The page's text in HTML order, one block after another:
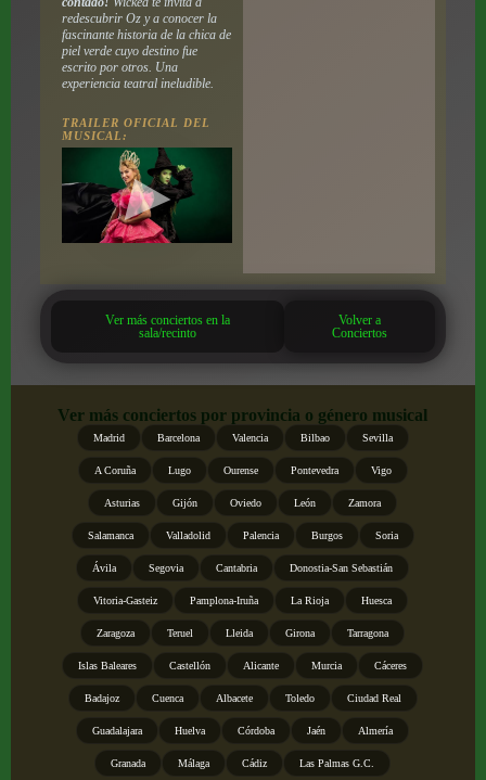
redescubrir Oz y a conocer la
fascinante historia de la chica de
piel verde cuyo destino fue
escrito por otros. Una
experiencia teatral ineludible.
TRAILER OFICIAL DEL
MUSICAL:
Ver más conciertos en la
sala/recinto
Volver a
Conciertos
Ver más conciertos por provincia o género musical
Madrid Barcelona Valencia Bilbao Sevilla
A Coruña Lugo Ourense Pontevedra Vigo
Asturias Gijón Oviedo León Zamora
Salamanca Valladolid Palencia Burgos Soria
Ávila Segovia Cantabria Donostia-San Sebastián
Vitoria-Gasteiz Pamplona-Iruña La Rioja Huesca
Zaragoza Teruel Lleida Girona Tarragona
Islas Baleares Castellón Alicante Murcia Cáceres
Badajoz Cuenca Albacete Toledo Ciudad Real
Guadalajara Huelva Córdoba Jaén Almería
Granada Málaga Cádiz Las Palmas G.C.